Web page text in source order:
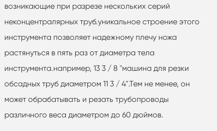
возникающие при разрезе нескольких серий
неконцентралярных труб.уникальное строение этого
инструмента позволяет надежному плечу ножа
растянуться в пять раз от диаметра тела
инструмента.например, 13 3 / 8 "машина для резки
обсадных труб диаметром 11 3 / 4".Тем не менее, он
может обрабатывать и резать трубопроводы
различного веса диаметром до 60 дюймов.